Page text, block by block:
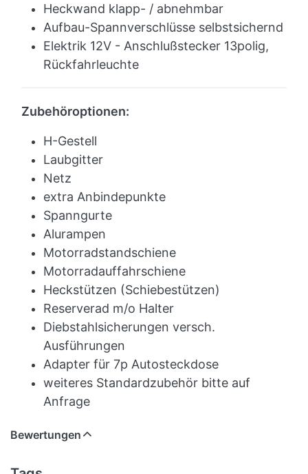
Heckwand klapp- / abnehmbar
Aufbau-Spannverschlüsse selbstsichernd
Elektrik 12V - Anschlußstecker 13polig,
Rückfahrleuchte
Zubehöroptionen:
H-Gestell
Laubgitter
Netz
extra Anbindepunkte
Spanngurte
Alurampen
Motorradstandschiene
Motorradauffahrschiene
Heckstützen (Schiebestützen)
Reserverad m/o Halter
Diebstahlsicherungen versch.
Ausführungen
Adapter für 7p Autosteckdose
weiteres Standardzubehör bitte auf
Anfrage
Bewertungen